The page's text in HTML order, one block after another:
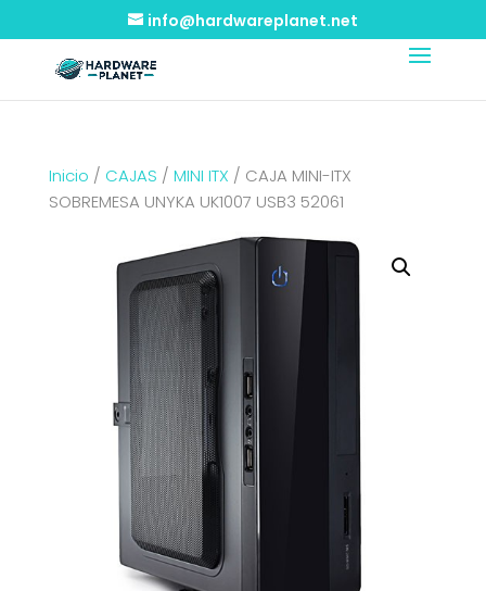
info@hardwareplanet.net
Inicio / CAJAS / MINI ITX / CAJA MINI-ITX
SOBREMESA UNYKA UK1007 USB3 52061